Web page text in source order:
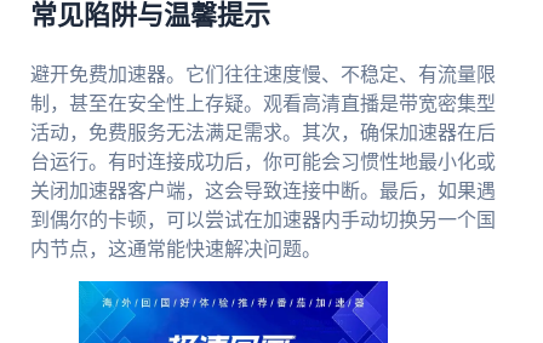
常见陷阱与温馨提示
避开免费加速器。它们往往速度慢、不稳定、有流量限
制，甚至在安全性上存疑。观看高清直播是带宽密集型
活动，免费服务无法满足需求。其次，确保加速器在后
台运行。有时连接成功后，你可能会习惯性地最小化或
关闭加速器客户端，这会导致连接中断。最后，如果遇
到偶尔的卡顿，可以尝试在加速器内手动切换另一个国
内节点，这通常能快速解决问题。